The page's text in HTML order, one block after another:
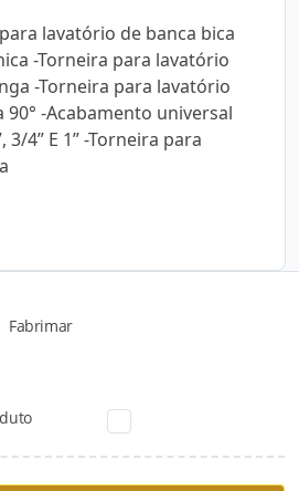
lavatório de banca bica
-Torneira para lavatório
-Torneira para lavatório
90° -Acabamento universal
4” E 1” -Torneira para
Fabrimar
para Download